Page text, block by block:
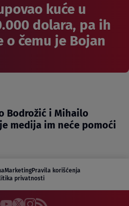
kuće u
dolara, pa ih
o čemu je Bojan
Bodrožić i Mihailo
medija im neće pomoći
MarketingPravila korišćenja
privatnosti